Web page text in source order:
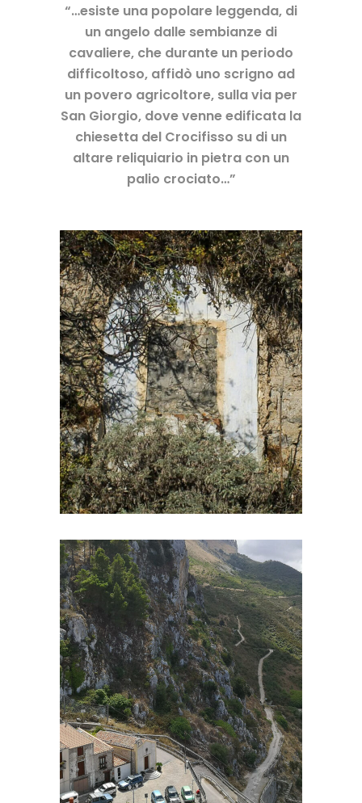
“…esiste una popolare leggenda, di
un angelo dalle sembianze di
cavaliere, che durante un periodo
difficoltoso, affidò uno scrigno ad
un povero agricoltore, sulla via per
San Giorgio, dove venne edificata la
chiesetta del Crocifisso su di un
altare reliquiario in pietra con un
palio crociato…”